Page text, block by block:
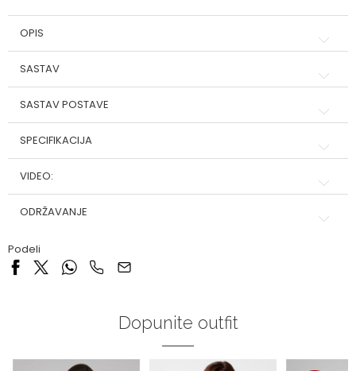
OPIS
SASTAV
SASTAV POSTAVE
SPECIFIKACIJA
VIDEO:
ODRŽAVANJE
Podeli
Dopunite outfit